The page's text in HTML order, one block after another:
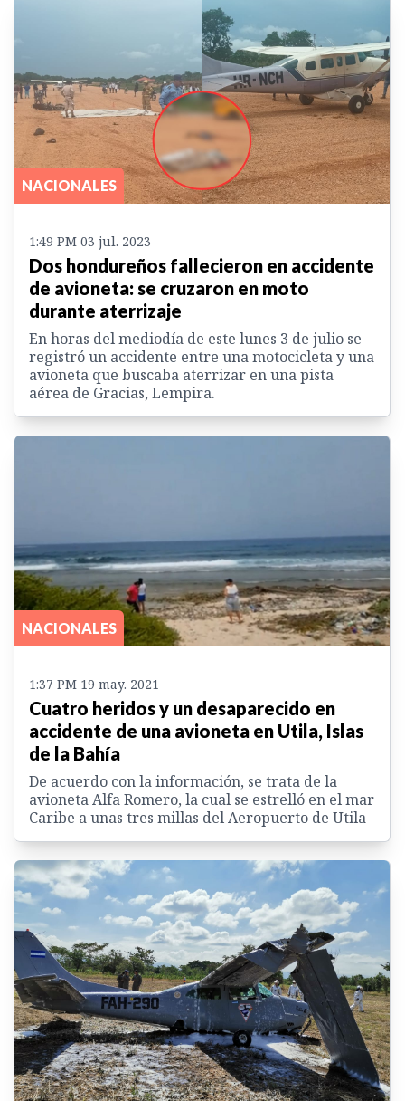
NACIONALES
1:49 PM 03 jul. 2023
Dos hondureños fallecieron en accidente
de avioneta: se cruzaron en moto
durante aterrizaje
En horas del mediodía de este lunes 3 de julio se
registró un accidente entre una motocicleta y una
avioneta que buscaba aterrizar en una pista
aérea de Gracias, Lempira.
NACIONALES
1:37 PM 19 may. 2021
Cuatro heridos y un desaparecido en
accidente de una avioneta en Utila, Islas
de la Bahía
De acuerdo con la información, se trata de la
avioneta Alfa Romero, la cual se estrelló en el mar
Caribe a unas tres millas del Aeropuerto de Utila